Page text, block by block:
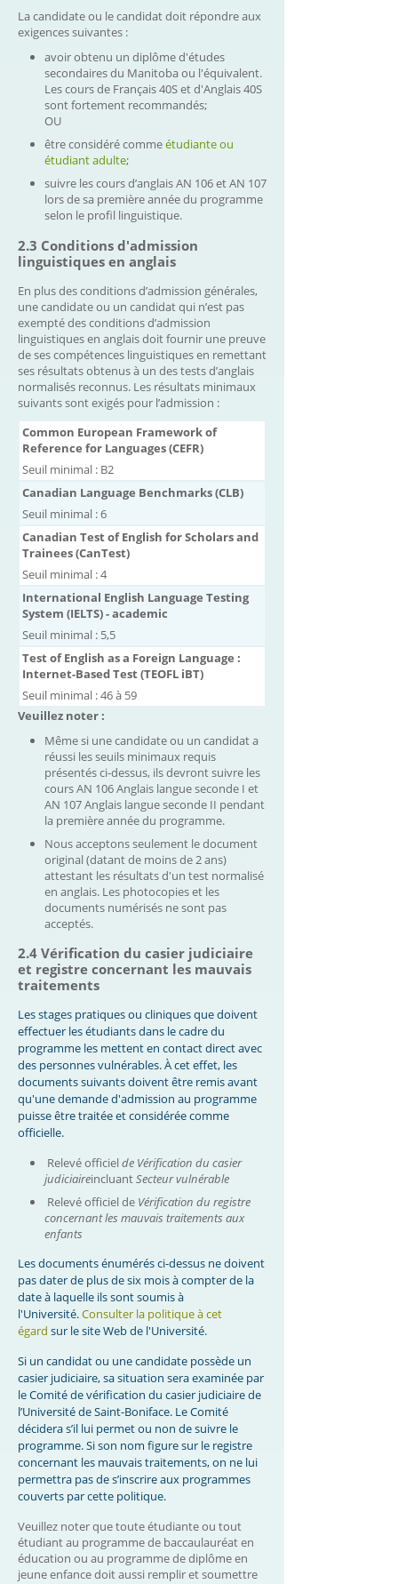
La candidate ou le candidat doit répondre aux
exigences suivantes :
avoir obtenu un diplôme d'études
secondaires du Manitoba ou l'équivalent.
Les cours de Français 40S et d'Anglais 40S
sont fortement recommandés;
OU
être considéré commeétudiante ou
étudiant adulte;
suivre les cours d’anglais AN 106 et AN 107
lors de sa première année du programme
selon le profil linguistique.
2.3 Conditions d'admission
linguistiques en anglais
En plus des conditions d’admission générales,
une candidate ou un candidat qui n’est pas
exempté des conditions d’admission
linguistiques en anglais doit fournir une preuve
de ses compétences linguistiques en remettant
ses résultats obtenus à un des tests d’anglais
normalisés reconnus. Les résultats minimaux
suivants sont exigés pour l’admission :
Common European Framework of
Reference for Languages (CEFR)
Seuil minimal : B2
Canadian Language Benchmarks (CLB)
Seuil minimal : 6
Canadian Test of English for Scholars and
Trainees (CanTest)
Seuil minimal : 4
International English Language Testing
System (IELTS) - academic
Seuil minimal : 5,5
Test of English as a Foreign Language :
Internet-Based Test (TEOFL iBT)
Seuil minimal : 46 à 59
Veuillez noter :
Même si une candidate ou un candidat a
réussi les seuils minimaux requis
présentés ci-dessus, ils devront suivre les
cours AN 106 Anglais langue seconde I et
AN 107 Anglais langue seconde II pendant
la première année du programme.
Nous acceptons seulement le document
original (datant de moins de 2 ans)
attestant les résultats d'un test normalisé
en anglais. Les photocopies et les
documents numérisés ne sont pas
acceptés.
2.4 Vérification du casier judiciaire
et registre concernant les mauvais
traitements
Les stages pratiques ou cliniques que doivent
effectuer les étudiants dans le cadre du
programme les mettent en contact direct avec
des personnes vulnérables. À cet effet, les
documents suivants doivent être remis avant
qu'une demande d'admission au programme
puisse être traitée et considérée comme
officielle.
Relevé officielde Vérification du casier
judiciaireincluantSecteur vulnérable
Relevé officiel de Vérification du registre
concernant les mauvais traitements aux
enfants
Les documents énumérés ci-dessus ne doivent
pas dater de plus de six mois à compter de la
date à laquelle ils sont soumis à
l'Université.Consulter la politique à cet
égard sur le site Web de l'Université.
Si un candidat ou une candidate possède un
casier judiciaire, sa situation sera examinée par
le Comité de vérification du casier judiciaire de
l’Université de Saint-Boniface. Le Comité
décidera s’il lui permet ou non de suivre le
programme. Si son nom figure sur le registre
concernant les mauvais traitements, on ne lui
permettra pas de s’inscrire aux programmes
couverts par cette politique.
Veuillez noter que toute étudiante ou tout
étudiant au programme de baccaulauréat en
éducation ou au programme de diplôme en
jeune enfance doit aussi remplir et soumettre